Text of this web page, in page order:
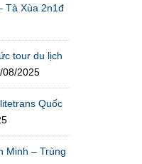
Tà Xùa 2n1đ
tour du lịch
08/2025
Quốc
Minh – Trùng